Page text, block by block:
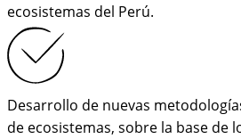
ecosistemas del Perú.
Desarrollo de nuevas
de ecosistemas, sobre la base de